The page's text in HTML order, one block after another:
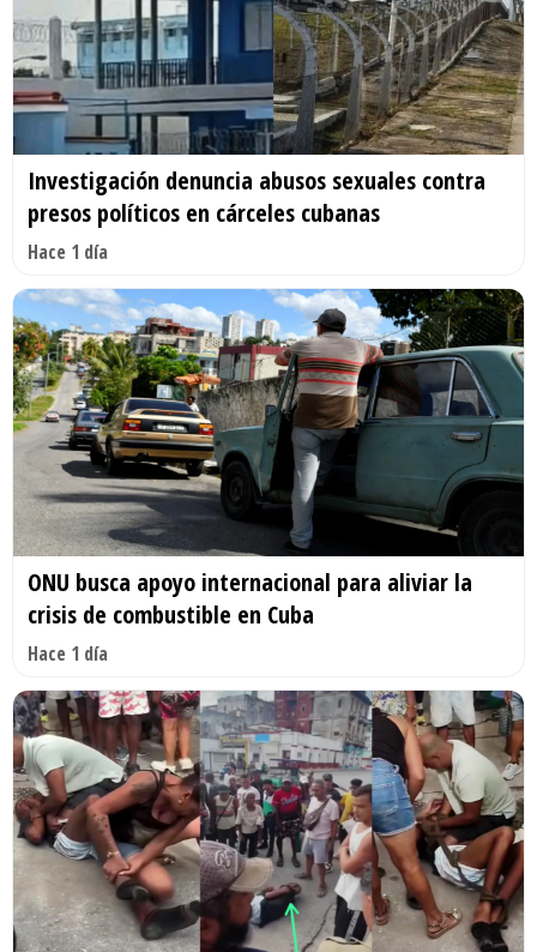
Investigación denuncia abusos sexuales contra
presos políticos en cárceles cubanas
Hace 1 día
ONU busca apoyo internacional para aliviar la
crisis de combustible en Cuba
Hace 1 día